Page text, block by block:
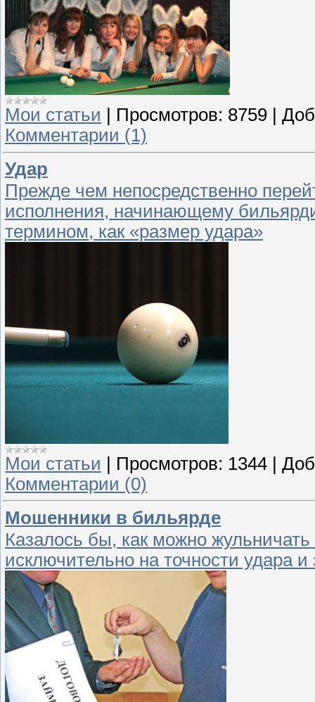
Мои статьи Просмотров: 8759
Комментарии (1)
Удар
Прежде чем непосредственно
исполнения, начинающему
термином, как «размер удара»
Мои статьи Просмотров: 1344
Комментарии (0)
Мошенники в бильярде
Казалось бы, как можно
исключительно на точности удара